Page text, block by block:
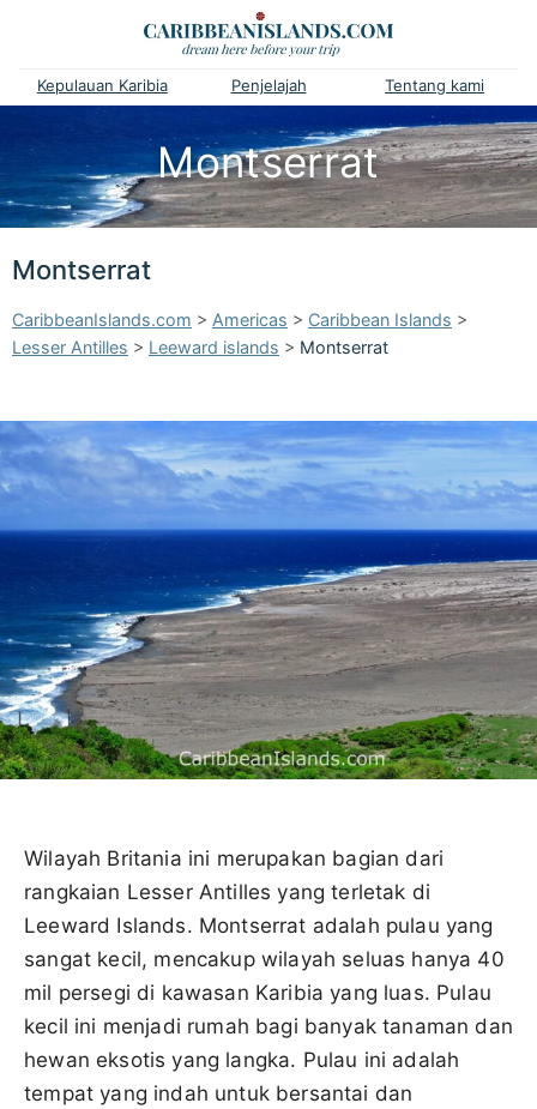
Kepulauan Karibia Penjelajah Tentang kami
Montserrat
Montserrat
CaribbeanIslands.com > Americas > Caribbean Islands >
Lesser Antilles > Leeward islands > Montserrat
Wilayah Britania ini merupakan bagian dari
rangkaian Lesser Antilles yang terletak di
Leeward Islands. Montserrat adalah pulau yang
sangat kecil, mencakup wilayah seluas hanya 40
mil persegi di kawasan Karibia yang luas. Pulau
kecil ini menjadi rumah bagi banyak tanaman dan
hewan eksotis yang langka. Pulau ini adalah
tempat yang indah untuk bersantai dan